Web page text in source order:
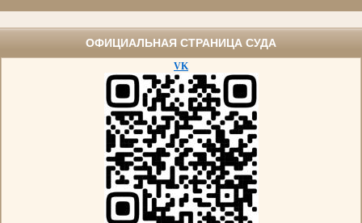
ОФИЦИАЛЬНАЯ СТРАНИЦА СУДА
VK